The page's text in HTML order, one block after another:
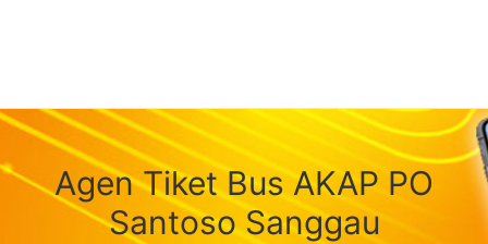
Agen Tiket Bus AKAP PO
Santoso Sanggau